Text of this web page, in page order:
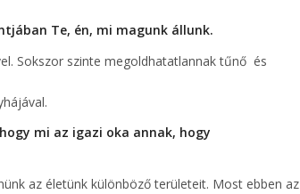
Te, én, mi magunk állunk.
Sokszor szinte megoldhatatlannak tűnő és
mi az igazi oka annak, hogy
az életünk különböző területeit. Most ebben az